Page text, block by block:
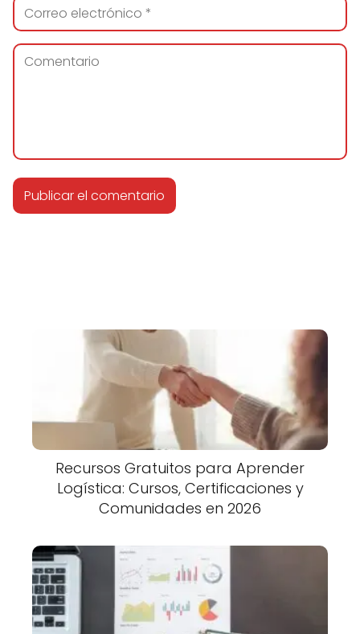
Recursos Gratuitos para Aprender
Logística: Cursos, Certificaciones y
Comunidades en 2026